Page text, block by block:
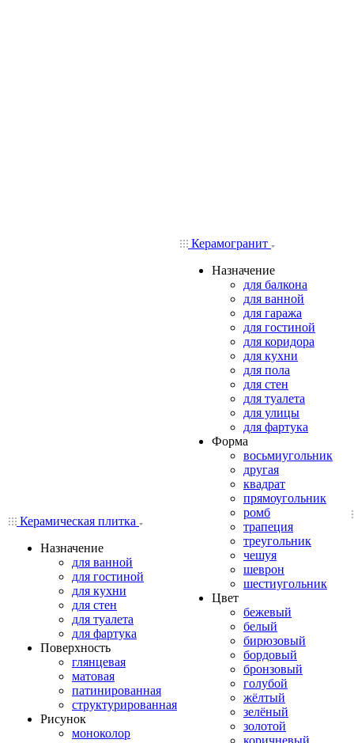
Керамическая плитка
Назначение
для ванной
для гостиной
для кухни
для стен
для туалета
для фартука
Поверхность
глянцевая
матовая
патинированная
структурированная
Рисунок
моноколор
Керамогранит
Назначение
для балкона
для ванной
для гаража
для гостиной
для коридора
для кухни
для пола
для стен
для туалета
для улицы
для фартука
Форма
восьмиугольник
другая
квадрат
прямоугольник
ромб
трапеция
треугольник
чешуя
шеврон
шестиугольник
Цвет
бежевый
белый
бирюзовый
бордовый
бронзовый
голубой
жёлтый
зелёный
золотой
коричневый